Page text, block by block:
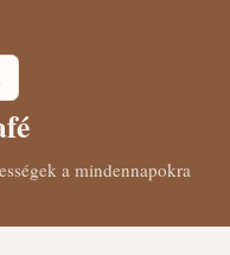
a mindennapokra